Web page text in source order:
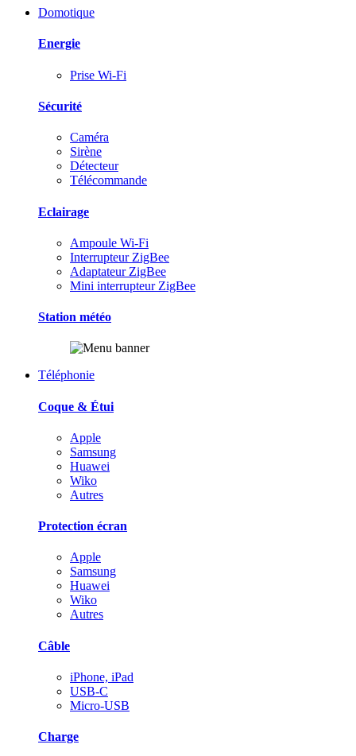
Domotique
Energie
Prise Wi-Fi
Sécurité
Caméra
Sirène
Détecteur
Télécommande
Eclairage
Ampoule Wi-Fi
Interrupteur ZigBee
Adaptateur ZigBee
Mini interrupteur ZigBee
Station météo
Téléphonie
Coque & Étui
Apple
Samsung
Huawei
Wiko
Autres
Protection écran
Apple
Samsung
Huawei
Wiko
Autres
Câble
iPhone, iPad
USB-C
Micro-USB
Charge